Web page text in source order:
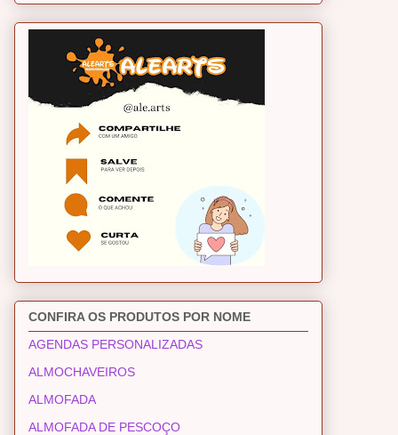
CONFIRA OS PRODUTOS POR NOME
AGENDAS PERSONALIZADAS
ALMOCHAVEIROS
ALMOFADA
ALMOFADA DE PESCOÇO